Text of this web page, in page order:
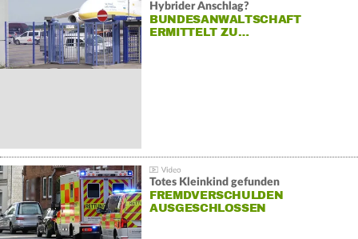
Hybrider Anschlag?
BUNDESANWALTSCHAFT
ERMITTELT ZU…
Totes Kleinkind gefunden
FREMDVERSCHULDEN
AUSGESCHLOSSEN